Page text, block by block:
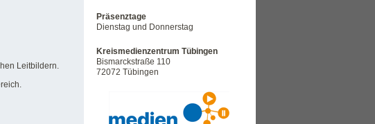
Präsenztage
Dienstag und Donnerstag
Kreismedienzentrum Tübingen
Bismarckstraße 110
72072 Tübingen
Leitbildern.